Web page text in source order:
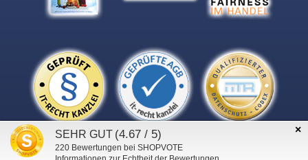
×
SEHR GUT (4.67 / 5)
220 Bewertungen bei SHOPVOTE